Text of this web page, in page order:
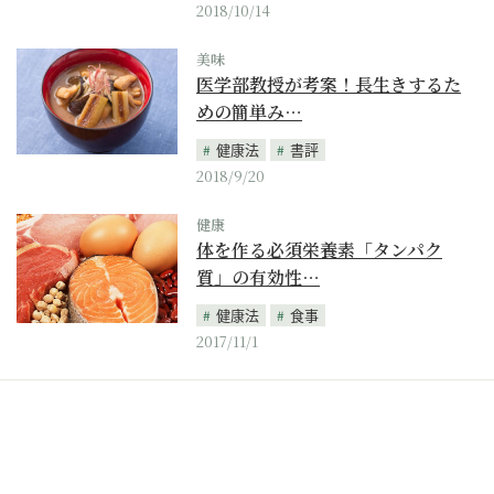
2018/10/14
美味
医学部教授が考案！長生きするた
めの簡単み…
健康法
書評
2018/9/20
健康
体を作る必須栄養素「タンパク
質」の有効性…
健康法
食事
2017/11/1